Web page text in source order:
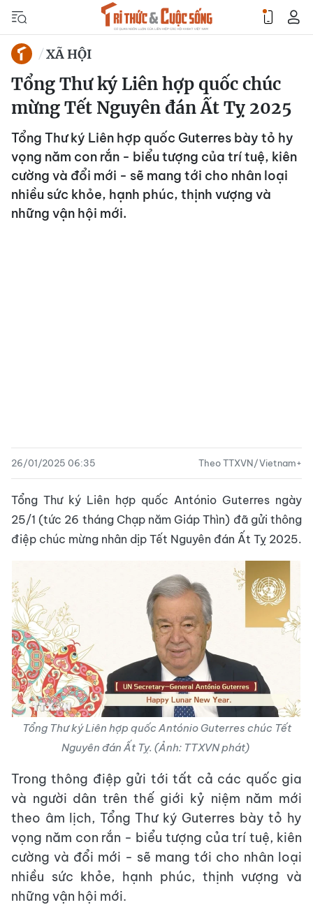
XÃ HỘI
Tổng Thư ký Liên hợp quốc chúc
mừng Tết Nguyên đán Ất Tỵ 2025
Tổng Thư ký Liên hợp quốc Guterres bày tỏ hy
vọng năm con rắn - biểu tượng của trí tuệ, kiên
cường và đổi mới - sẽ mang tới cho nhân loại
nhiều sức khỏe, hạnh phúc, thịnh vượng và
những vận hội mới.
26/01/2025 06:35 Theo TTXVN/Vietnam+
Tổng Thư ký Liên hợp quốc António Guterres ngày
25/1 (tức 26 tháng Chạp năm Giáp Thìn) đã gửi thông
điệp chúc mừng nhân dịp Tết Nguyên đán Ất Tỵ 2025.
Tổng Thư ký Liên hợp quốc António Guterres chúc Tết
Nguyên đán Ất Tỵ. (Ảnh: TTXVN phát)
Trong thông điệp gửi tới tất cả các quốc gia
và người dân trên thế giới kỷ niệm năm mới
theo âm lịch, Tổng Thư ký Guterres bày tỏ hy
vọng năm con rắn - biểu tượng của trí tuệ, kiên
cường và đổi mới - sẽ mang tới cho nhân loại
nhiều sức khỏe, hạnh phúc, thịnh vượng và
những vận hội mới.